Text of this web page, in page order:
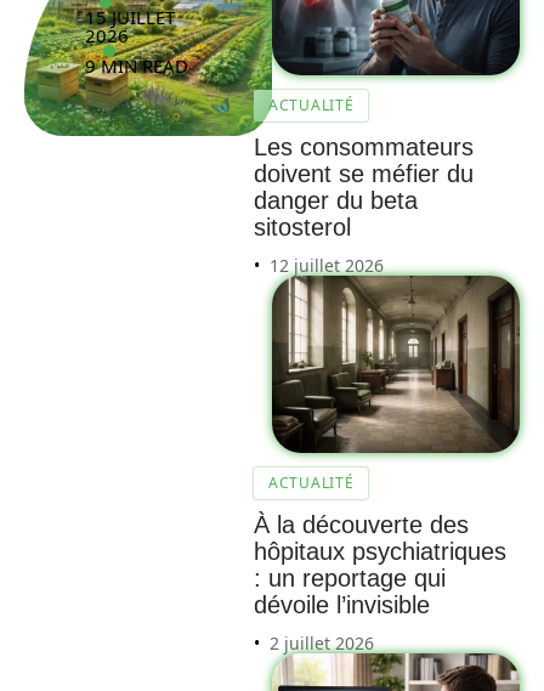
15 JUILLET
2026
9 MIN READ
ACTUALITÉ
Les consommateurs
doivent se méfier du
danger du beta
sitosterol
12 juillet 2026
ACTUALITÉ
À la découverte des
hôpitaux psychiatriques
: un reportage qui
dévoile l’invisible
2 juillet 2026